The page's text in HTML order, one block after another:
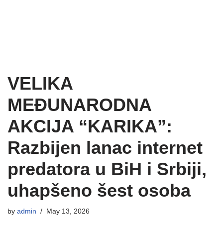
VELIKA
MEĐUNARODNA
AKCIJA “KARIKA”:
Razbijen lanac internet
predatora u BiH i Srbiji,
uhapšeno šest osoba
by admin May 13, 2026